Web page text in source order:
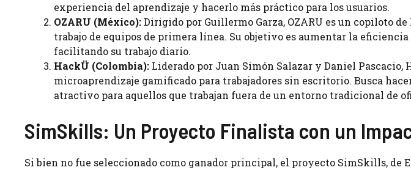
experiencia del aprendizaje y hacerlo más práctico para los usuarios.
OZARU (México):Dirigido por Guillermo Garza, OZARU es un copiloto
trabajo de equipos de primera línea. Su objetivo es aumentar la
facilitando su trabajo diario.
HackÜ (Colombia): Liderado por Juan Simón Salazar y Daniel Pascacio,
microaprendizaje gamificado para trabajadores sin escritorio. Busca
atractivo para aquellos que trabajan fuera de un entorno tradicional de
SimSkills: Un Proyecto Finalista con un
Si bien no fue seleccionado como ganador principal, el proyecto SimSkills, de